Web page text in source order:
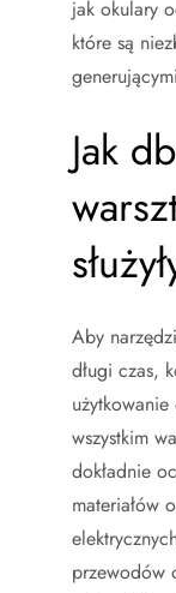
jak okulary
które są
Jak
Aby
długi czas,
wszystkim
dokładnie
materiałów
przewodów